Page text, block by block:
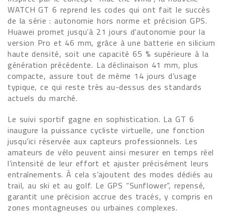
WATCH GT 6 reprend les codes qui ont fait le succès
de la série : autonomie hors norme et précision GPS.
Huawei promet jusqu’à 21 jours d’autonomie pour la
version Pro et 46 mm, grâce à une batterie en silicium
haute densité, soit une capacité 65 % supérieure à la
génération précédente. La déclinaison 41 mm, plus
compacte, assure tout de même 14 jours d’usage
typique, ce qui reste très au-dessus des standards
actuels du marché.
Le suivi sportif gagne en sophistication. La GT 6
inaugure la puissance cycliste virtuelle, une fonction
jusqu’ici réservée aux capteurs professionnels. Les
amateurs de vélo peuvent ainsi mesurer en temps réel
l’intensité de leur effort et ajuster précisément leurs
entraînements. À cela s’ajoutent des modes dédiés au
trail, au ski et au golf. Le GPS “Sunflower”, repensé,
garantit une précision accrue des tracés, y compris en
zones montagneuses ou urbaines complexes.